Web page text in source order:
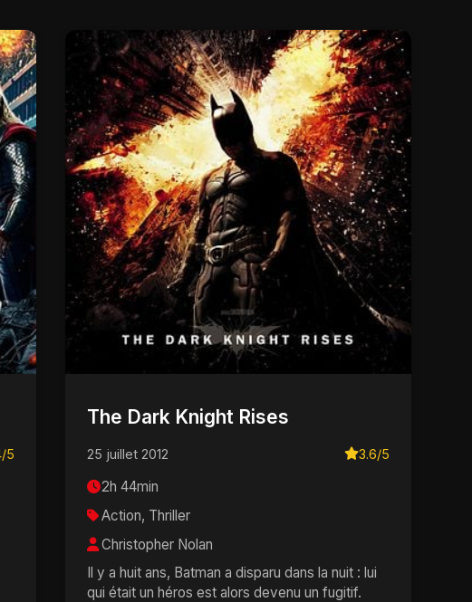
5
The Dark Knight Rises
25 juillet 2012 3.6/5
2h 44min
Action, Thriller
Christopher Nolan
Il y a huit ans, Batman a disparu dans la nuit : lui
qui était un héros est alors devenu un fugitif.